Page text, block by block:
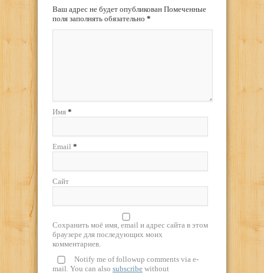
Ваш адрес не будет опубликован Помеченные
поля заполнять обязательно *
Имя *
Email *
Сайт
Сохранить моё имя, email и адрес сайта в этом
браузере для последующих моих
комментариев.
Notify me of followup comments via e-
mail. You can also subscribe without